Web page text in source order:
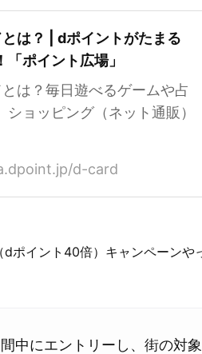
は？ | dポイントがたまる
ポイント広場」
は？毎日遊べるゲームや占
ョッピング（ネット通販）
d-card
ポイント40倍）キャンペーンや
中にエントリーし、街の対